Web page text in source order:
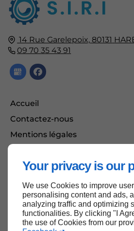
Your privacy is our
We use Cookies to improve
personalising content and ads,
analyzing traffic and optimizing
functionalities. By clicking "I
the use of Cookies from our
14 Rue Garelepoix, 80131
09 70 35 43 91
Accueil
Contactez-nous
Mentions légales
Haut de